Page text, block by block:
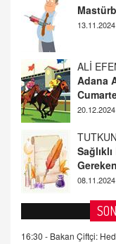
Adana
FARUK
2 Kasım
AV.
Kişisel
gelişimi
16:30 - Bakan Çiftçi: